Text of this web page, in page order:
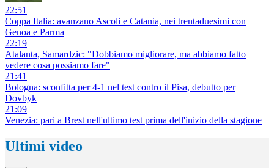
22:51
Coppa Italia: avanzano Ascoli e Catania, nei trentaduesimi con
Genoa e Parma
22:19
Atalanta, Samardzic: "Dobbiamo migliorare, ma abbiamo fatto
vedere cosa possiamo fare"
21:41
Bologna: sconfitta per 4-1 nel test contro il Pisa, debutto per
Dovbyk
21:09
Venezia: pari a Brest nell'ultimo test prima dell'inizio della stagione
Ultimi video